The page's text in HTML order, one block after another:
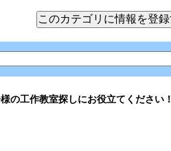
の工作教室探しにお役立てください！